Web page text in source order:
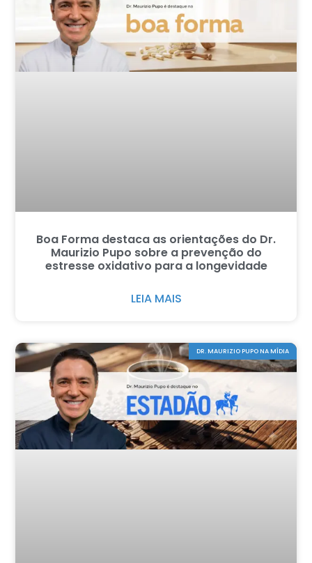
Boa Forma destaca as orientações do Dr.
Maurizio Pupo sobre a prevenção do
estresse oxidativo para a longevidade
LEIA MAIS
DR. MAURIZIO PUPO NA MÍDIA